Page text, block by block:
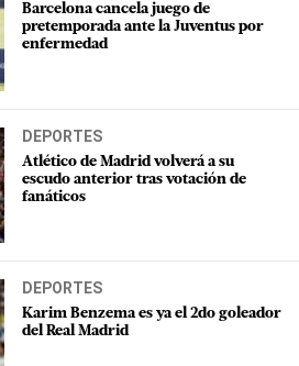
Barcelona cancela juego de
pretemporada ante la Juventus por
enfermedad
DEPORTES
Atlético de Madrid volverá a su
escudo anterior tras votación de
fanáticos
DEPORTES
Karim Benzema es ya el 2do goleador
del Real Madrid